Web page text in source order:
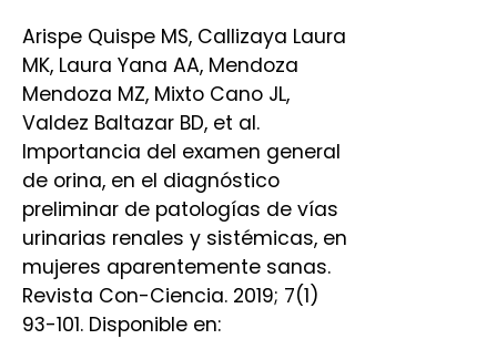
Arispe Quispe MS, Callizaya Laura
MK, Laura Yana AA, Mendoza
Mendoza MZ, Mixto Cano JL,
Valdez Baltazar BD, et al.
Importancia del examen general
de orina, en el diagnóstico
preliminar de patologías de vías
urinarias renales y sistémicas, en
mujeres aparentemente sanas.
Revista Con-Ciencia. 2019; 7(1)
93-101. Disponible en: